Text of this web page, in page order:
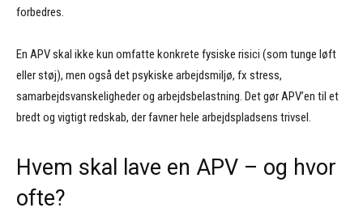
forbedres.
En APV skal ikke kun omfatte konkrete fysiske risici (som tunge løft
eller støj), men også det psykiske arbejdsmiljø, fx stress,
samarbejdsvanskeligheder og arbejdsbelastning. Det gør APV’en til et
bredt og vigtigt redskab, der favner hele arbejdspladsens trivsel.
Hvem skal lave en APV – og hvor
ofte?